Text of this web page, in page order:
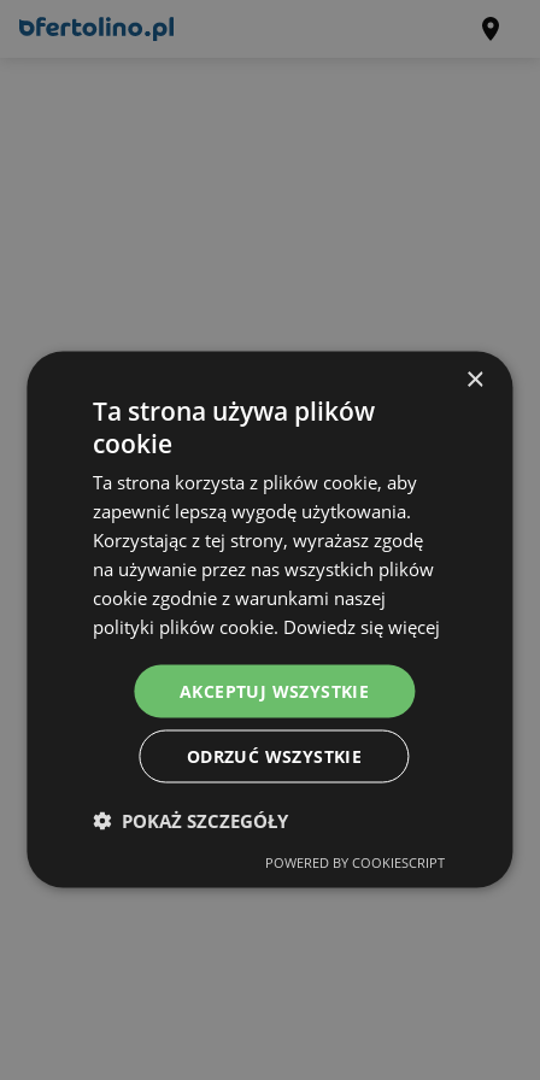
×
Ta strona używa plików
cookie
Ta strona korzysta z plików cookie, aby
zapewnić lepszą wygodę użytkowania.
Korzystając z tej strony, wyrażasz zgodę
na używanie przez nas wszystkich plików
cookie zgodnie z warunkami naszej
polityki plików cookie. Dowiedz się więcej
AKCEPTUJ WSZYSTKIE
ODRZUĆ WSZYSTKIE
POKAŻ SZCZEGÓŁY
POWERED BY COOKIESCRIPT